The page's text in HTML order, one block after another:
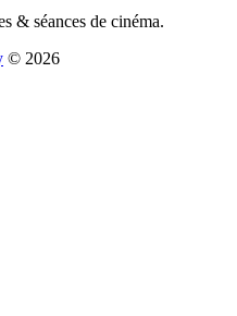
& séances de cinéma.
© 2026